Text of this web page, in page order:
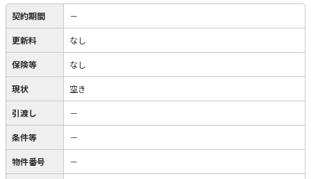
契約期間 －
更新料 なし
保険等 なし
現状 空き
引渡し －
条件等 －
物件番号 －